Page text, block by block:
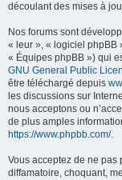
découlant des mises à
Nos forums sont
« leur », « logiciel phpBB
« Équipes phpBB ») qui
GNU General Public
être téléchargé depuis
les discussions sur
nous acceptons ou
de plus amples
https://www.phpbb.com/.
Vous acceptez de ne
diffamatoire, choquant,